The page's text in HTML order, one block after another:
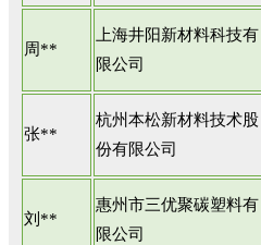
周**
上海井阳新材料科技有
限公司
张**
杭州本松新材料技术股
份有限公司
刘**
惠州市三优聚碳塑料有
限公司